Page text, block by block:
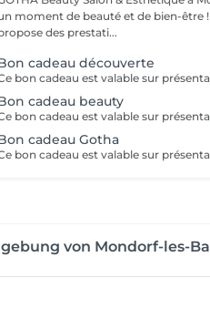
moment de beauté et de bien-être
des prestati...
cadeau découverte
cadeau beauty
cadeau Gotha
von Mondorf-les-